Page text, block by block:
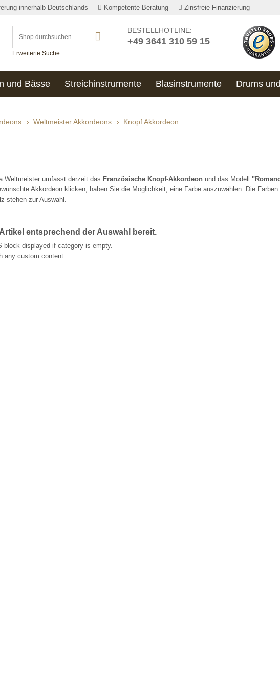
innerhalb Deutschlands Kompetente Beratung Zinsfreie Finanzierung
Erweiterte Suche
BESTELLHOTLINE:
+49 3641 310 59 15
und Bässe Streichinstrumente Blasinstrumente Drums
› Weltmeister Akkordeons › Knopf Akkordeon
Weltmeister umfasst derzeit das Französische Knopf-Akkordeon und das Modell
Akkordeon klicken, haben Sie die Möglichkeit, eine Farbe auszuwählen. Die Farben
stehen zur Auswahl.
entsprechend der Auswahl bereit.
block displayed if category is empty.
any custom content.